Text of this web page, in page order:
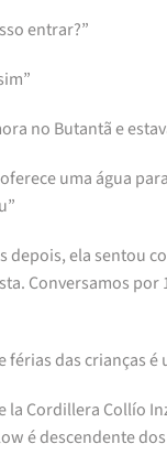
entrar?”
no Butantã e
uma água
depois, ela sentou
Conversamos
férias das crianças é
la Cordillera Collío
é descendente